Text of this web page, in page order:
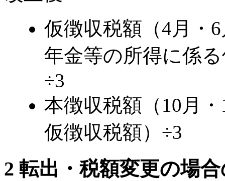
仮徴収税額（4月・
年金等の所得に係
÷3
本徴収税額（10月
仮徴収税額）÷3
2 転出・税額変更の場